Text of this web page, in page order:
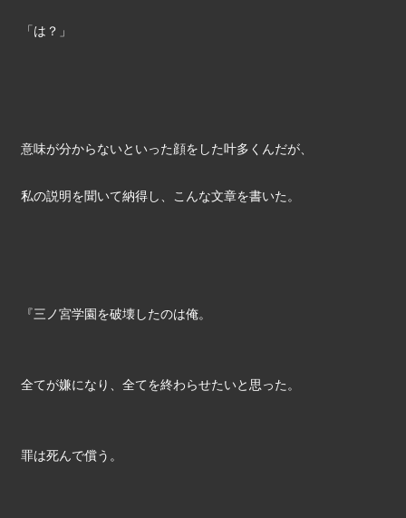
「は？」
意味が分からないといった顔をした叶多くんだが、
私の説明を聞いて納得し、こんな文章を書いた。
『三ノ宮学園を破壊したのは俺。
全てが嫌になり、全てを終わらせたいと思った。
罪は死んで償う。